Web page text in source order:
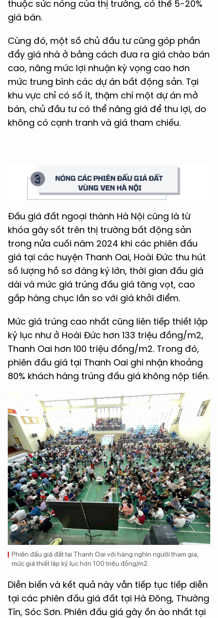
thuộc sức nóng của thị trường, có thể 5-20%
giá bán.
Cùng đó, một số chủ đầu tư cũng góp phần
đẩy giá nhà ở bằng cách đưa ra giá chào bán
cao, nâng mức lợi nhuận kỳ vọng cao hơn
mức trung bình các dự án bất động sản. Tại
khu vực chỉ có số ít, thậm chí một dự án mở
bán, chủ đầu tư có thể nâng giá để thu lợi, do
không có cạnh tranh và giá tham chiếu.
Đấu giá đất ngoại thành Hà Nội cũng là từ
khóa gây sốt trên thị trường bất động sản
trong nửa cuối năm 2024 khi các phiên đấu
giá tại các huyện Thanh Oai, Hoài Đức thu hút
số lượng hồ sơ đăng ký lớn, thời gian đấu giá
dài và mức giá trúng đấu giá tăng vọt, cao
gấp hàng chục lần so với giá khởi điểm.
Mức giá trúng cao nhất cũng liên tiếp thiết lập
kỷ lục như ở Hoài Đức hơn 133 triệu đồng/m2,
Thanh Oai hơn 100 triệu đồng/m2. Trong đó,
phiên đấu giá tại Thanh Oai ghi nhận khoảng
80% khách hàng trúng đấu giá không nộp tiền.
Phiên đấu giá đất tại Thanh Oai với hàng nghìn người tham gia,
mức giá thiết lập kỷ lục hơn 100 triệu đồng/m2.
Diễn biến và kết quả này vẫn tiếp tục tiếp diễn
tại các phiên đấu giá đất tại Hà Đông, Thường
Tín, Sóc Sơn. Phiên đấu giá gây ồn ào nhất tại